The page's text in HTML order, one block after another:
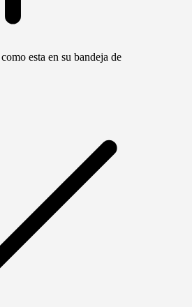
esta en su bandeja de